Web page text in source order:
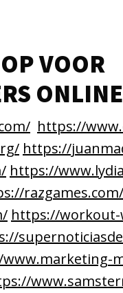
VOOR
ONLINE
https://
https://
https://
razgames.com/
https://workout-